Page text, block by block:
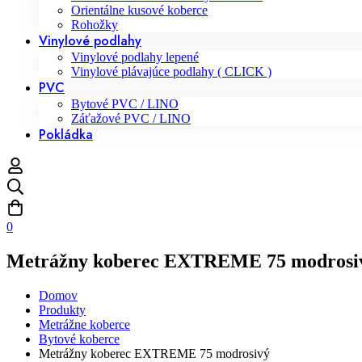
Orientálne kusové koberce
Rohožky
Vinylové podlahy
Vinylové podlahy lepené
Vinylové plávajúce podlahy ( CLICK )
PVC
Bytové PVC / LINO
Záťažové PVC / LINO
Pokládka
0
Metrážny koberec EXTREME 75
Domov
Produkty
Metrážne koberce
Bytové koberce
Metrážny koberec EXTREME 75 modrosivý